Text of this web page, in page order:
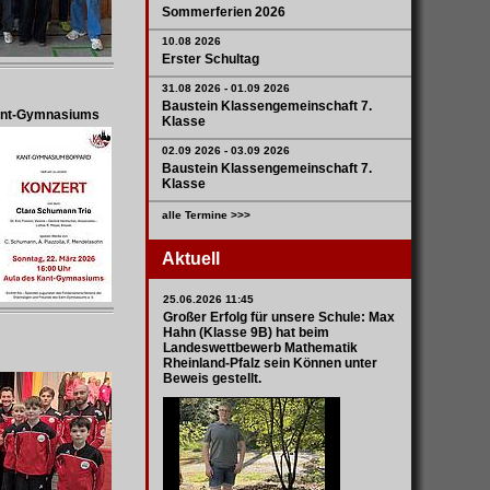
Sommerferien 2026
10.08 2026
Erster Schultag
31.08 2026 - 01.09 2026
Baustein Klassengemeinschaft 7.
Klasse
02.09 2026 - 03.09 2026
Baustein Klassengemeinschaft 7.
Klasse
alle Termine >>>
Aktuell
25.06.2026 11:45
Großer Erfolg für unsere Schule: Max
Hahn (Klasse 9B) hat beim
Landeswettbewerb Mathematik
Rheinland-Pfalz sein Können unter
Beweis gestellt.
Gymnasiums